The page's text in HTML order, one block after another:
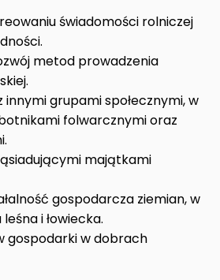
świadomości rolniczej
metod prowadzenia
innymi grupami społecznymi, w
folwarcznymi oraz
majątkami
gospodarcza ziemian, w
i łowiecka.
gospodarki w dobrach